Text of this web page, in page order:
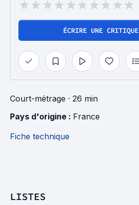
ÉCRIRE UNE CRITIQUE
Court-métrage · 26 min
Pays d'origine : France
Fiche technique
LISTES